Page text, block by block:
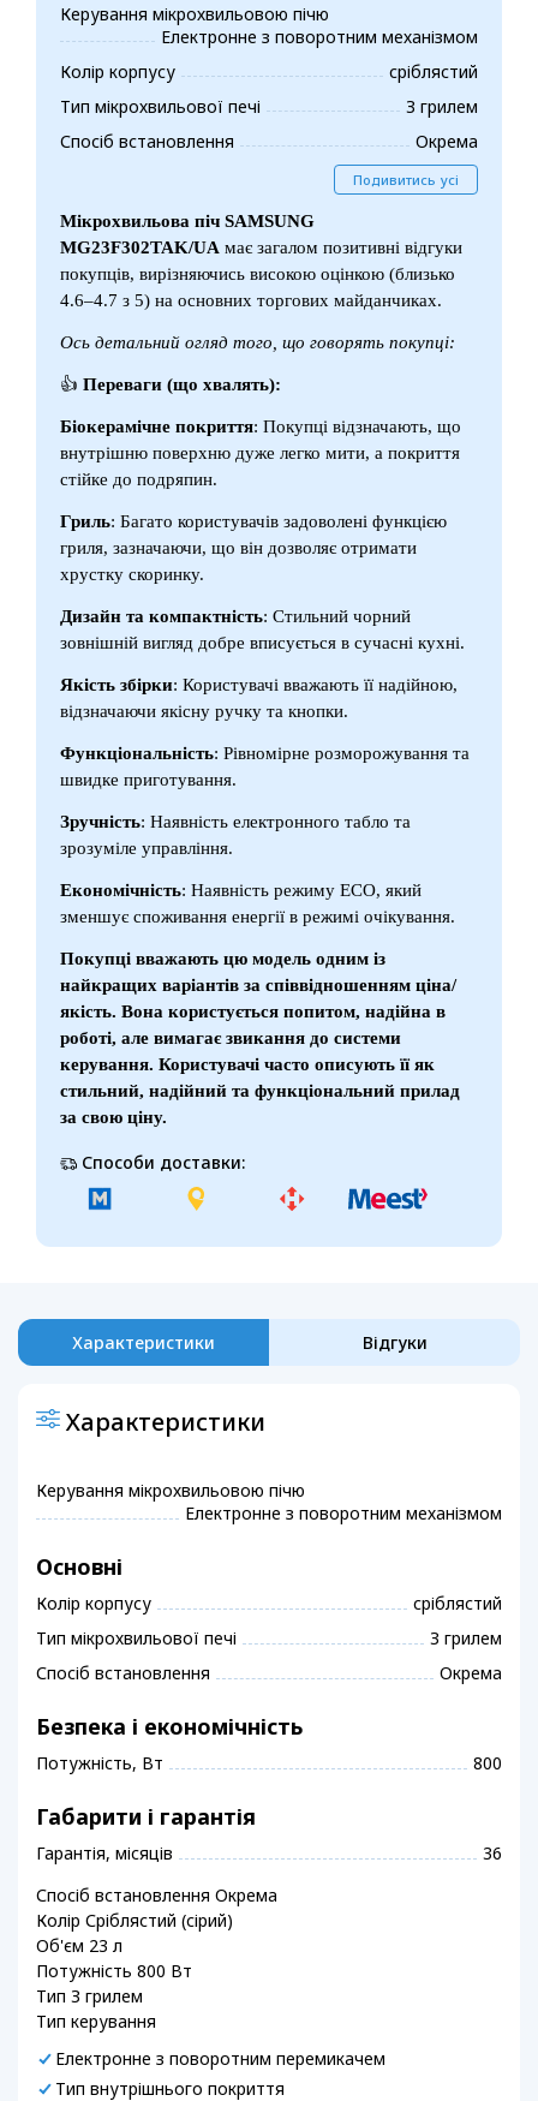
Керування мікрохвильовою пічю
Електронне з поворотним механізмом
Колір корпусу
сріблястий
Тип мікрохвильової печі
З грилем
Спосіб встановлення
Окрема
Подивитись усі
Мікрохвильова піч SAMSUNG
MG23F302TAK/UA має загалом позитивні відгуки
покупців, вирізняючись високою оцінкою (близько
4.6–4.7 з 5) на основних торгових майданчиках.
Ось детальний огляд того, що говорять покупці:
👍 Переваги (що хвалять):
Біокерамічне покриття: Покупці відзначають, що
внутрішню поверхню дуже легко мити, а покриття
стійке до подряпин.
Гриль: Багато користувачів задоволені функцією
гриля, зазначаючи, що він дозволяє отримати
хрустку скоринку.
Дизайн та компактність: Стильний чорний
зовнішній вигляд добре вписується в сучасні кухні.
Якість збірки: Користувачі вважають її надійною,
відзначаючи якісну ручку та кнопки.
Функціональність: Рівномірне розморожування та
швидке приготування.
Зручність: Наявність електронного табло та
зрозуміле управління.
Економічність: Наявність режиму ECO, який
зменшує споживання енергії в режимі очікування.
Покупці вважають цю модель одним із
найкращих варіантів за співвідношенням ціна/
якість. Вона користується попитом, надійна в
роботі, але вимагає звикання до системи
керування. Користувачі часто описують її як
стильний, надійний та функціональний прилад
за свою ціну.
Способи доставки:
Характеристики Відгуки
Характеристики
Керування мікрохвильовою пічю
Електронне з поворотним механізмом
Основні
Колір корпусу
сріблястий
Тип мікрохвильової печі
З грилем
Спосіб встановлення
Окрема
Безпека і економічність
Потужність, Вт 800
Габарити і гарантія
Гарантія, місяців
36
Спосіб встановлення Окрема
Колір Сріблястий (сірий)
Об'єм 23 л
Потужність 800 Вт
Тип З грилем
Тип керування
Електронне з поворотним перемикачем
Тип внутрішнього покриття